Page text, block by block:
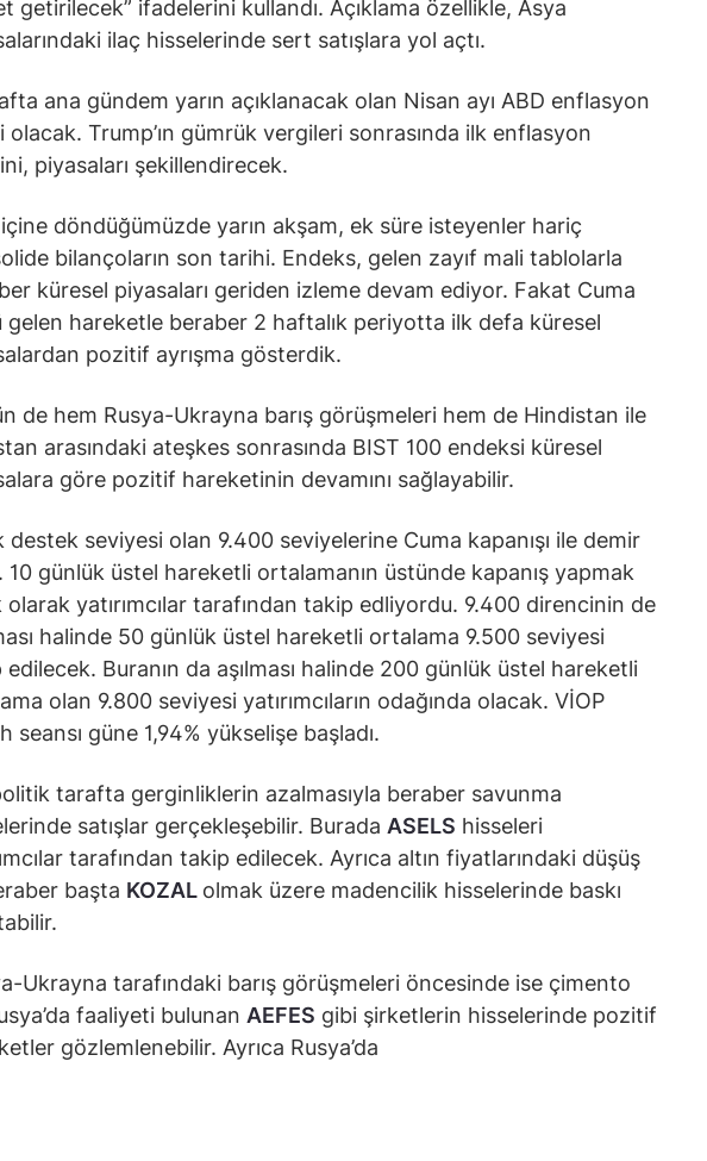
getirilecek” ifadelerini kullandı. Açıklama özellikle, Asya
ilaç hisselerinde sert satışlara yol açtı.
ana gündem yarın açıklanacak olan Nisan ayı ABD enflasyon
olacak. Trump’ın gümrük vergileri sonrasında ilk enflasyon
piyasaları şekillendirecek.
döndüğümüzde yarın akşam, ek süre isteyenler hariç
bilançoların son tarihi. Endeks, gelen zayıf mali tablolarla
küresel piyasaları geriden izleme devam ediyor. Fakat Cuma
gelen hareketle beraber 2 haftalık periyotta ilk defa küresel
pozitif ayrışma gösterdik.
de hem Rusya-Ukrayna barış görüşmeleri hem de Hindistan ile
arasındaki ateşkes sonrasında BIST 100 endeksi küresel
göre pozitif hareketinin devamını sağlayabilir.
destek seviyesi olan 9.400 seviyelerine Cuma kapanışı ile demir
10 günlük üstel hareketli ortalamanın üstünde kapanış yapmak
yatırımcılar tarafından takip edliyordu. 9.400 direncinin de
halinde 50 günlük üstel hareketli ortalama 9.500 seviyesi
Buranın da aşılması halinde 200 günlük üstel hareketli
olan 9.800 seviyesi yatırımcıların odağında olacak. VİOP
seansı güne 1,94% yükselişe başladı.
tarafta gerginliklerin azalmasıyla beraber savunma
satışlar gerçekleşebilir. Burada ASELS hisseleri
tarafından takip edilecek. Ayrıca altın fiyatlarındaki düşüş
başta KOZAL olmak üzere madencilik hisselerinde baskı
Ukrayna tarafındaki barış görüşmeleri öncesinde ise çimento
faaliyeti bulunan AEFES gibi şirketlerin hisselerinde pozitif
gözlemlenebilir. Ayrıca Rusya’da